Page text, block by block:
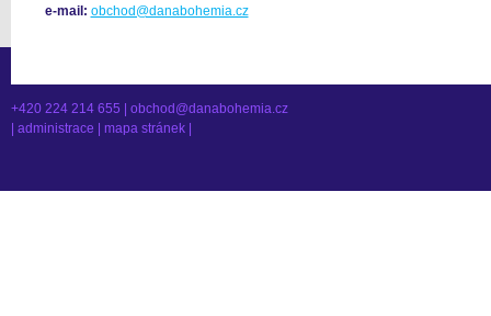
e-mail: obchod@danabohemia.cz
+420 224 214 655 | obchod@danabohemia.cz
administrace mapa stránek|